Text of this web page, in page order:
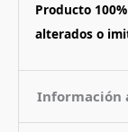
Producto
alterados o
Información